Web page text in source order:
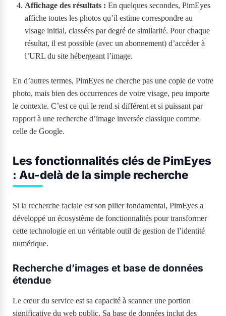
Affichage des résultats : En quelques secondes, PimEyes
affiche toutes les photos qu’il estime correspondre au
visage initial, classées par degré de similarité. Pour chaque
résultat, il est possible (avec un abonnement) d’accéder à
l’URL du site hébergeant l’image.
En d’autres termes, PimEyes ne cherche pas une copie de votre
photo, mais bien des occurrences de votre visage, peu importe
le contexte. C’est ce qui le rend si différent et si puissant par
rapport à une recherche d’image inversée classique comme
celle de Google.
Les fonctionnalités clés de PimEyes
: Au-delà de la simple recherche
Si la recherche faciale est son pilier fondamental, PimEyes a
développé un écosystème de fonctionnalités pour transformer
cette technologie en un véritable outil de gestion de l’identité
numérique.
Recherche d’images et base de données
étendue
Le cœur du service est sa capacité à scanner une portion
significative du web public. Sa base de données inclut des